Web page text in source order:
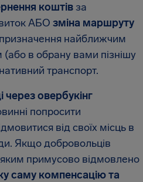
коштівза
АБО зміна маршруту
найближчим
в обрану вами пізнішу
транспорт.
через овербукінг
попросити
від своїх місць в
Якщо добровольців
примусово відмовлено
саму компенсацію та